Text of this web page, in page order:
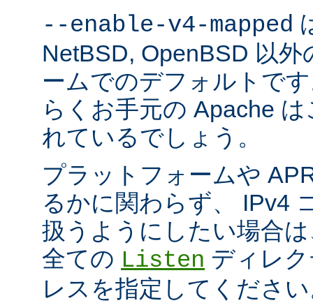
--enable-v4-mapped
NetBSD, OpenBSD 以
ームでのデフォルトで
らくお手元の Apache
れているでしょう。
プラットフォームや
るかに関わらず、 IPv4
扱うようにしたい場合
全ての Listen ディレ
レスを指定してくださ